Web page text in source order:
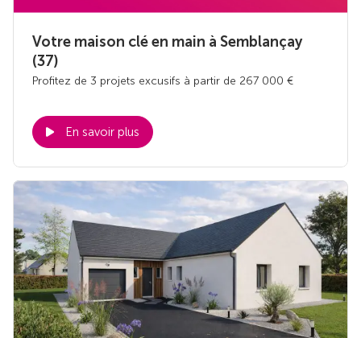
Votre maison clé en main à Semblançay
(37)
Profitez de 3 projets excusifs à partir de 267 000 €
En savoir plus